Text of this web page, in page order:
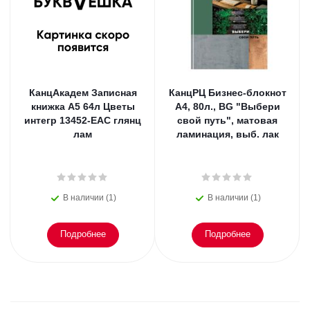
КанцАкадем Записная
книжка А5 64л Цветы
интегр 13452-EAC глянц
лам
В наличии (1)
Подробнее
КанцРЦ Бизнес-блокнот
А4, 80л., BG "Выбери
свой путь", матовая
ламинация, выб. лак
В наличии (1)
Подробнее